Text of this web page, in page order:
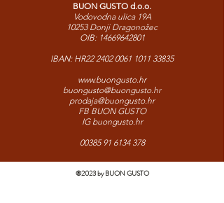
BUON GUSTO d.o.o.
Vodovodna ulica 19A
10253 Donji Dragonožec
OIB: 14669642801
IBAN: HR222402 0061 1011 33835
www.buongusto.hr
buongusto@buongusto.hr
prodaja@buongusto.hr
FB BUON GUSTO
IG buongusto.hr
00385 91 6134 378
©2023 by BUON GUSTO